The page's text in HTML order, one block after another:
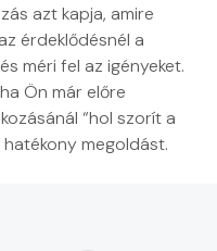
azt kapja, amire
érdeklődésnél a
méri fel az igényeket.
Ön már előre
“hol szorít a
megoldást.